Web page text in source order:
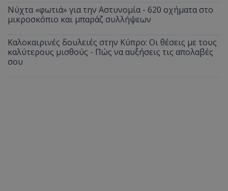
Νύχτα «φωτιά» για την Αστυνομία - 620 οχήματα στο
μικροσκόπιο και μπαράζ συλλήψεων
Καλοκαιρινές δουλειές στην Κύπρο: Οι θέσεις με τους
καλύτερους μισθούς - Πώς να αυξήσεις τις απολαβές
σου